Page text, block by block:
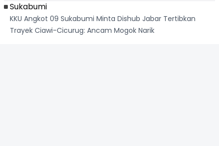
Sukabumi
KKU Angkot 09 Sukabumi Minta Dishub Jabar Tertibkan
Trayek Ciawi-Cicurug: Ancam Mogok Narik